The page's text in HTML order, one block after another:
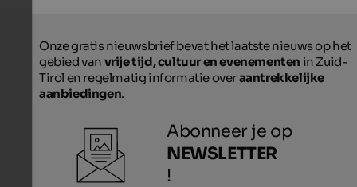
Onze gratis nieuwsbrief bevat het laatste nieuws op het
gebied van vrije tijd, cultuur en evenementen in Zuid-
Tirol en regelmatig informatie overaantrekkelijke
aanbiedingen.
Abonneer je op
NEWSLETTER
!